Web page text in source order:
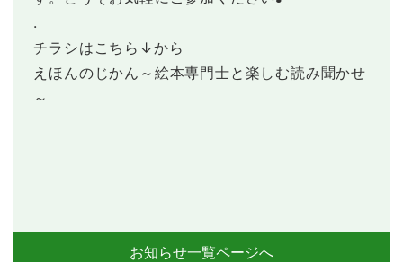
.
チラシはこちら↓から
えほんのじかん～絵本専門士と楽しむ読み聞かせ
～
お知らせ一覧ページへ